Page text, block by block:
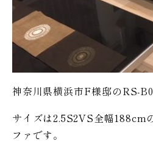
神奈川県横浜市F様邸のRS-
サイズは2.5S2VS全幅188cm
ファです。